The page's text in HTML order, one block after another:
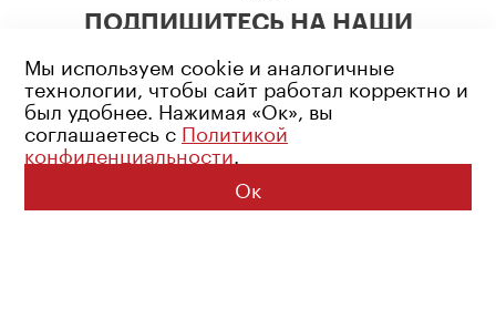
ПОДПИШИТЕСЬ НА НАШИ
Возрастное ограничение: 16+
Политика конфиденциальности
© 2026 Все права защищены
Мы используем cookie и аналогичные
технологии, чтобы сайт работал корректно и
был удобнее. Нажимая «Ок», вы
соглашаетесь с Политикой
конфиденциальности.
Ок